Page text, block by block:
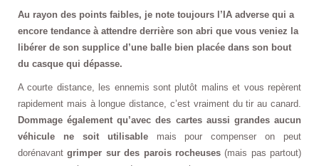
Au rayon des points faibles, je note toujours l’IA adverse qui a
encore tendance à attendre derrière son abri que vous veniez la
libérer de son supplice d’une balle bien placée dans son bout
du casque qui dépasse.
A courte distance, les ennemis sont plutôt malins et vous repèrent
rapidement mais à longue distance, c’est vraiment du tir au canard.
Dommage également qu’avec des cartes aussi grandes aucun
véhicule ne soit utilisablemais pour compenser on peut
dorénavantgrimper sur des parois rocheuses(mais pas partout)